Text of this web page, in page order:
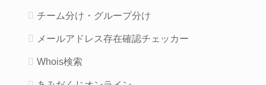
チーム分け・グループ分け
メールアドレス存在確認チェッカー
Whois検索